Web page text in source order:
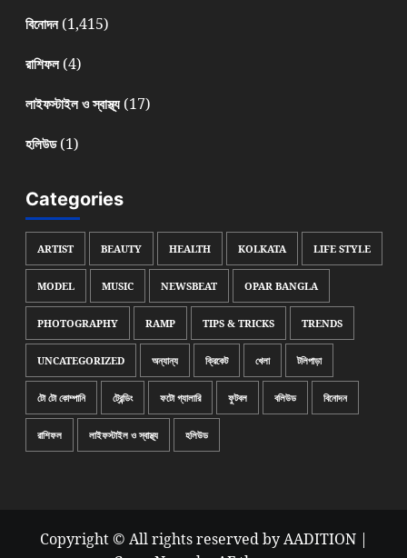
বিনোদন(1,415)
রাশিফল(4)
লাইফস্টাইল ও স্বাস্থ্য(17)
হলিউড(1)
Categories
ARTIST BEAUTY HEALTH KOLKATA LIFE STYLE
MODEL MUSIC NEWSBEAT OPAR BANGLA
PHOTOGRAPHY RAMP TIPS & TRICKS TRENDS
UNCATEGORIZED অন্যান্য ক্রিকেট খেলা টলিপাড়া
টো টো কোম্পানি ট্রেন্ডিং ফটো গ্যালারি ফুটবল বলিউড বিনোদন
রাশিফল লাইফস্টাইল ও স্বাস্থ্য হলিউড
Copyright © All rights reserved by AADITION |